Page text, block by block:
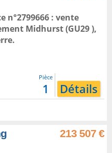
n°2799666 : vente
Midhurst(GU29 ),
.
Pièce
1 Détails
213 507 €